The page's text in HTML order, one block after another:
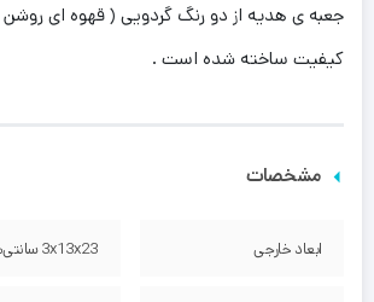
جعبه ی هدیه از دو رنگ گردویی ( قهوه ای روشن
کیفیت ساخته شده است .
مشخصات
ابعاد خارجی 3x13x23 سانتی‌متر